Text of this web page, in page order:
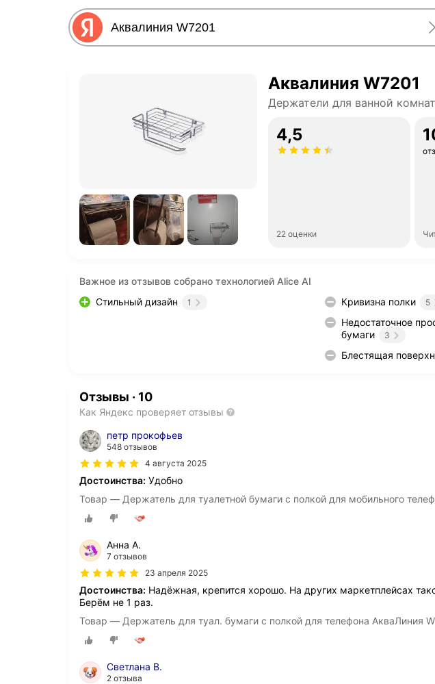
Аквалиния W7201
Держатели для ванной
4,5
22 оценки
Важное из отзывов собрано технологией Alice AI
Стильный дизайн
1 Кривизна полки 5
Недостаточное
бумаги
3
Блестящая
Отзывы · 10
Как Яндекс проверяет отзывы
петр прокофьев
548 отзывов
4 августа 2025
Достоинства: Удобно
Товар — Держатель для туалетной бумаги с полкой для мобильного
Анна А.
7 отзывов
23 апреля 2025
Достоинства: Надёжная, крепится хорошо. На других маркетплейсах
Берём не 1 раз.
Товар — Держатель для туал. бумаги c полкой для телефона АкваЛиния
Светлана В.
2 отзыва